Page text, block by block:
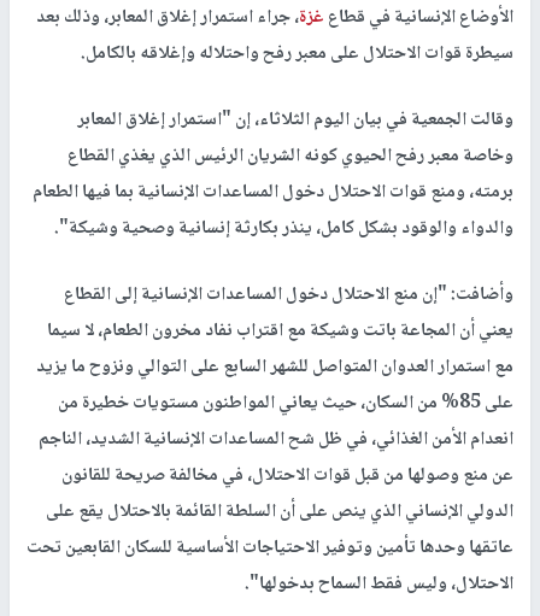
الأوضاع الإنسانية في قطاعغزة، جراء استمرار إغلاق المعابر، وذلك بعد
سيطرة قوات الاحتلال على معبر رفح واحتلاله وإغلاقه بالكامل.
وقالت الجمعية في بيان اليوم الثلاثاء، إن "استمرار إغلاق المعابر
وخاصة معبر رفح الحيوي كونه الشريان الرئيس الذي يغذي القطاع
برمته، ومنع قوات الاحتلال دخول المساعدات الإنسانية بما فيها الطعام
والدواء والوقود بشكل كامل، ينذر بكارثة إنسانية وصحية وشيكة".
وأضافت: "إن منع الاحتلال دخول المساعدات الإنسانية إلى القطاع
يعني أن المجاعة باتت وشيكة مع اقتراب نفاد مخرون الطعام، لا سيما
مع استمرار العدوان المتواصل للشهر السابع على التوالي ونزوح ما يزيد
على 85% من السكان، حيث يعاني المواطنون مستويات خطيرة من
انعدام الأمن الغذائي، في ظل شح المساعدات الإنسانية الشديد، الناجم
عن منع وصولها من قبل قوات الاحتلال، في مخالفة صريحة للقانون
الدولي الإنساني الذي ينص على أن السلطة القائمة بالاحتلال يقع على
عاتقها وحدها تأمين وتوفير الاحتياجات الأساسية للسكان القابعين تحت
الاحتلال، وليس فقط السماح بدخولها".